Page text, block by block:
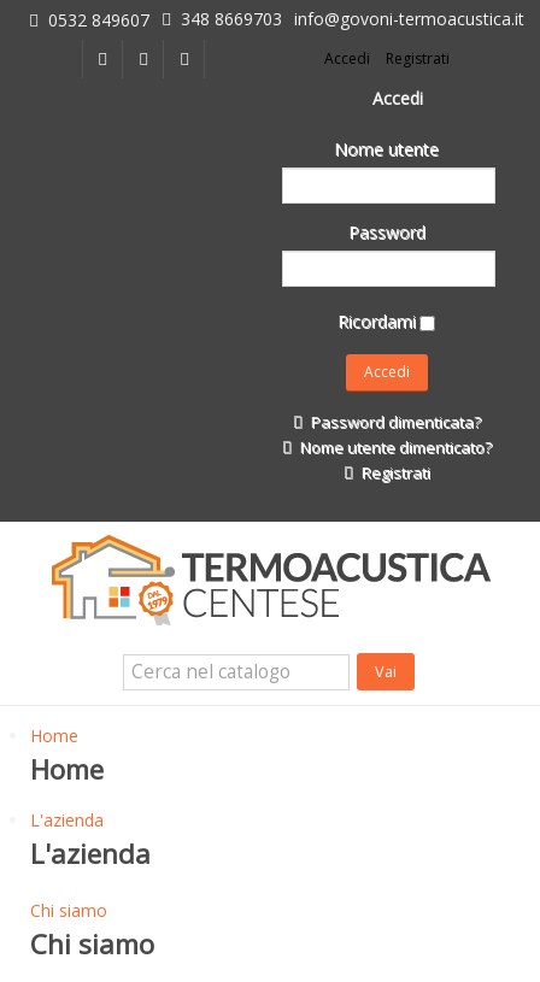
0532 849607 348 8669703 info@govoni-termoacustica.it
Accedi Registrati
Accedi
Nome utente
Password
Ricordami
Password dimenticata?
Nome utente dimenticato?
Registrati
L'azienda
Chi siamo
Fasi della Ricostruzione Post Terremoto
Impermeabilizzanti per l'edilizia
Isolanti Termici, cartongesso e sistemi a secco
Impermeabilizzanti per l'edilizia
Isolanti Termici, cartongesso e sistemi a secco
Isolanti Acustici
Porte e Finestre
Home
Home
L'azienda
L'azienda
Chi siamo
Chi siamo